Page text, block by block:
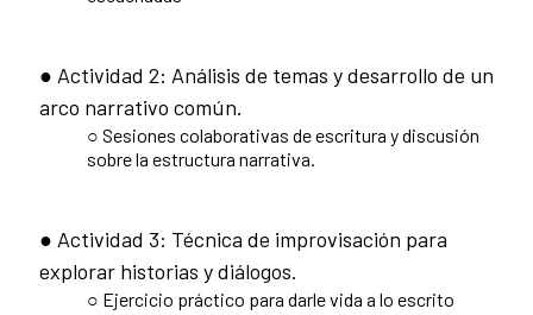
● Actividad 2: Análisis de temas y desarrollo de un
arco narrativo común.
○ Sesiones colaborativas de escritura y discusión
sobre la estructura narrativa.
● Actividad 3: Técnica de improvisación para
explorar historias y diálogos.
○ Ejercicio práctico para darle vida a lo escrito